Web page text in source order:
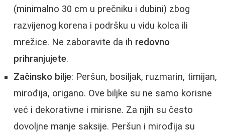
(minimalno 30 cm u prečniku i dubini) zbog
razvijenog korena i podršku u vidu kolca ili
mrežice. Ne zaboravite da ih redovno
prihranjujete.
Začinsko bilje: Peršun, bosiljak, ruzmarin, timijan,
mirođija, origano. Ove biljke su ne samo korisne
već i dekorativne i mirisne. Za njih su često
dovoljne manje saksije. Peršun i mirođija su